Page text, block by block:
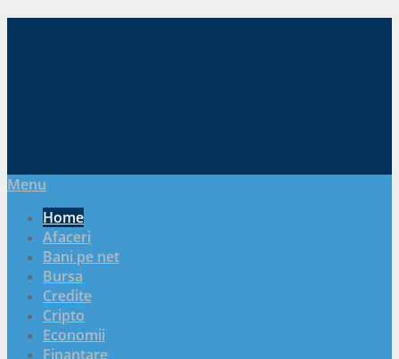
Menu
Home
Afaceri
Bani pe net
Bursa
Credite
Cripto
Economii
Finantare